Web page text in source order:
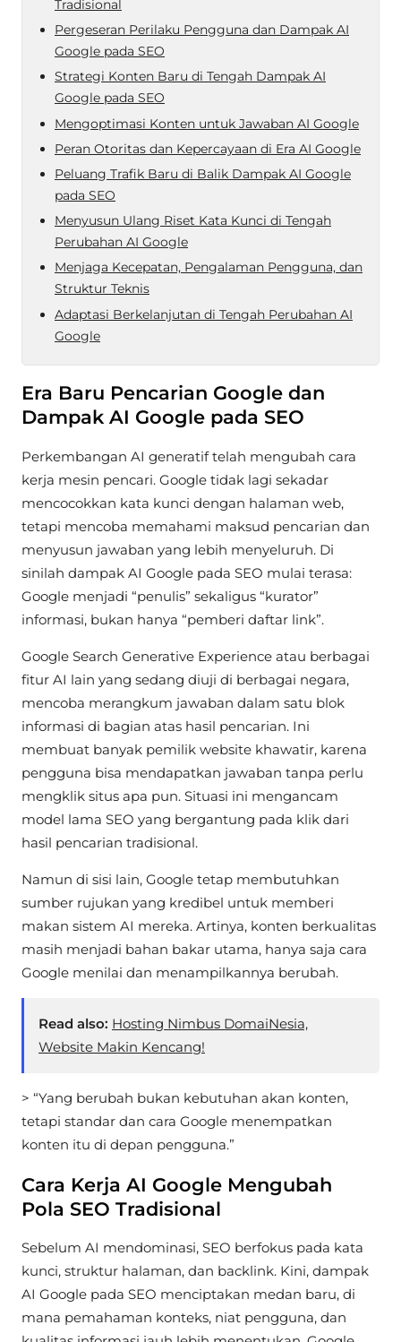
Tradisional
Pergeseran Perilaku Pengguna dan Dampak AI
Google pada SEO
Strategi Konten Baru di Tengah Dampak AI
Google pada SEO
Mengoptimasi Konten untuk Jawaban AI Google
Peran Otoritas dan Kepercayaan di Era AI Google
Peluang Trafik Baru di Balik Dampak AI Google
pada SEO
Menyusun Ulang Riset Kata Kunci di Tengah
Perubahan AI Google
Menjaga Kecepatan, Pengalaman Pengguna, dan
Struktur Teknis
Adaptasi Berkelanjutan di Tengah Perubahan AI
Google
Era Baru Pencarian Google dan
Dampak AI Google pada SEO
Perkembangan AI generatif telah mengubah cara
kerja mesin pencari. Google tidak lagi sekadar
mencocokkan kata kunci dengan halaman web,
tetapi mencoba memahami maksud pencarian dan
menyusun jawaban yang lebih menyeluruh. Di
sinilah dampak AI Google pada SEO mulai terasa:
Google menjadi “penulis” sekaligus “kurator”
informasi, bukan hanya “pemberi daftar link”.
Google Search Generative Experience atau berbagai
fitur AI lain yang sedang diuji di berbagai negara,
mencoba merangkum jawaban dalam satu blok
informasi di bagian atas hasil pencarian. Ini
membuat banyak pemilik website khawatir, karena
pengguna bisa mendapatkan jawaban tanpa perlu
mengklik situs apa pun. Situasi ini mengancam
model lama SEO yang bergantung pada klik dari
hasil pencarian tradisional.
Namun di sisi lain, Google tetap membutuhkan
sumber rujukan yang kredibel untuk memberi
makan sistem AI mereka. Artinya, konten berkualitas
masih menjadi bahan bakar utama, hanya saja cara
Google menilai dan menampilkannya berubah.
Read also: Hosting Nimbus DomaiNesia,
Website Makin Kencang!
> “Yang berubah bukan kebutuhan akan konten,
tetapi standar dan cara Google menempatkan
konten itu di depan pengguna.”
Cara Kerja AI Google Mengubah
Pola SEO Tradisional
Sebelum AI mendominasi, SEO berfokus pada kata
kunci, struktur halaman, dan backlink. Kini, dampak
AI Google pada SEO menciptakan medan baru, di
mana pemahaman konteks, niat pengguna, dan